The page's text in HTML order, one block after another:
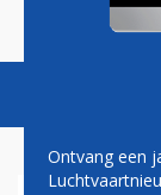
Magazine
Ontvang een